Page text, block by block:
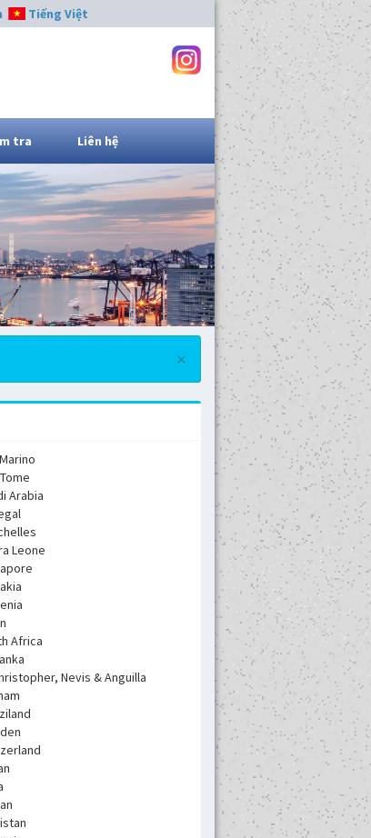
Tiếng Việt
tra Liên hệ
×
Arabia
Leone
Africa
Nevis & Anguilla